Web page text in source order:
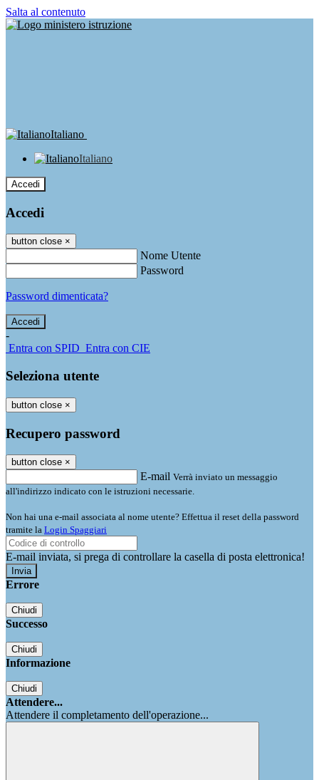
Salta al contenuto
Italiano
Italiano
Accedi
Accedi
button close ×
Nome Utente
Password
Password dimenticata?
-
Entra con SPID Entra con CIE
Seleziona utente
button close ×
Recupero password
button close ×
E-mail Verrà inviato un messaggio
all'indirizzo indicato con le istruzioni necessarie.
Non hai una e-mail associata al nome utente? Effettua il reset della password
tramite la Login Spaggiari
E-mail inviata, si prega di controllare la casella di posta elettronica!
Errore
Chiudi
Successo
Chiudi
Informazione
Chiudi
Attendere...
Attendere il completamento dell'operazione...